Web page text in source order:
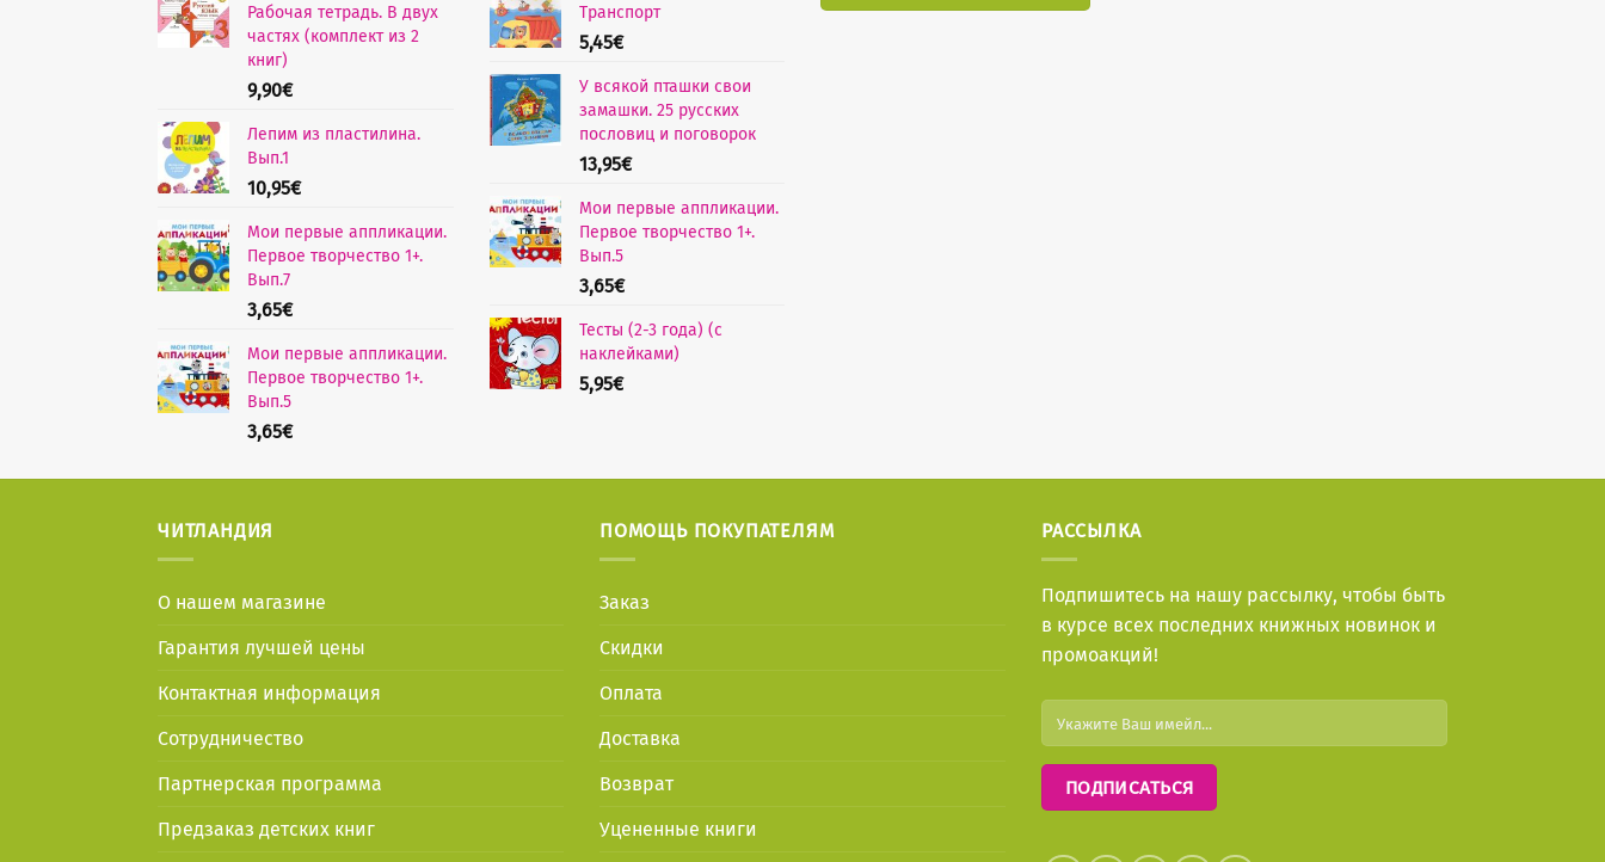
Рабочая тетрадь. В двух
частях (комплект из 2
книг)
9,90€
Лепим из пластилина.
Вып.1
10,95€
Мои первые аппликации.
Первое творчество 1+.
Вып.7
3,65€
Мои первые аппликации.
Первое творчество 1+.
Вып.5
3,65€
Транспорт
5,45€
У всякой пташки свои
замашки. 25 русских
пословиц и поговорок
13,95€
Мои первые аппликации.
Первое творчество 1+.
Вып.5
3,65€
Тесты (2-3 года) (с
наклейками)
5,95€
ЧИТЛАНДИЯ
О нашем магазине
Гарантия лучшей цены
Контактная информация
Сотрудничество
Партнерская программа
Предзаказ детских книг
ПОМОЩЬ ПОКУПАТЕЛЯМ
Заказ
Скидки
Оплата
Доставка
Возврат
Уцененные книги
РАССЫЛКА
Подпишитесь на нашу рассылку, чтобы быть
в курсе всех последних книжных новинок и
промоакций!